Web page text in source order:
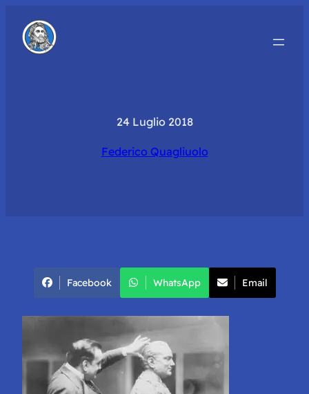
24 Luglio 2018
Federico Quagliuolo
Facebook WhatsApp Email